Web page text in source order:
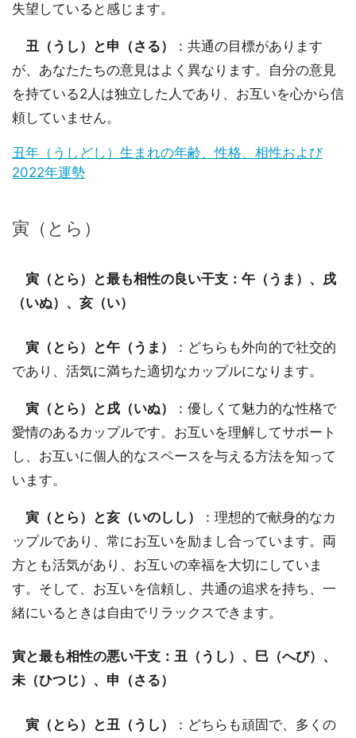
失望していると感じます。
丑（うし）と申（さる）
：共通の目標があります
が、あなたたちの意見はよく異なります。自分の意見
を持ている2人は独立した人であり、お互いを心から信
頼していません。
丑年（うしどし）生まれの年齢、性格、相性および
2022年運勢
寅（とら）
寅（とら）と最も相性の良い干支：午（うま）、戌
（いぬ）、亥（い）
寅（とら）と午（うま）
：どちらも外向的で社交的
であり、活気に満ちた適切なカップルになります。
寅（とら）と戌（いぬ）
：優しくて魅力的な性格で
愛情のあるカップルです。お互いを理解してサポート
し、お互いに個人的なスペースを与える方法を知って
います。
寅（とら）と亥（いのしし）
：理想的で献身的なカ
ップルであり、常にお互いを励まし合っています。両
方とも活気があり、お互いの幸福を大切にしていま
す。そして、お互いを信頼し、共通の追求を持ち、一
緒にいるときは自由でリラックスできます。
寅と最も相性の悪い干支：丑（うし）、巳（へび）、
未（ひつじ）、申（さる）
寅（とら）と丑（うし）
：どちらも頑固で、多くの